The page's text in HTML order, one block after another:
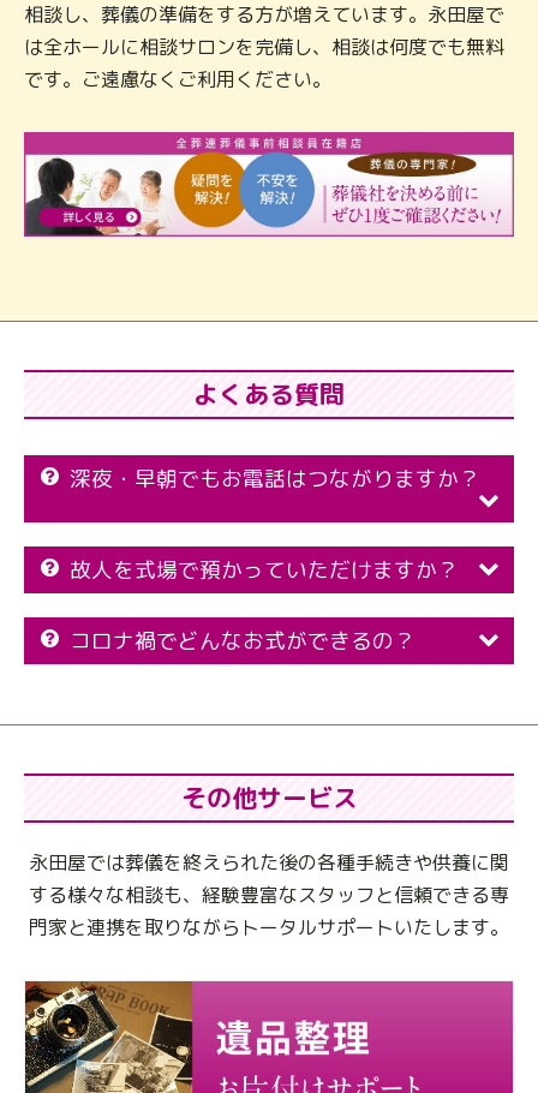
相談し、葬儀の準備をする方が増えています。永田屋で
は全ホールに相談サロンを完備し、相談は何度でも無料
です。ご遠慮なくご利用ください。
よくある質問
深夜・早朝でもお電話はつながりますか？
故人を式場で預かっていただけますか？
コロナ禍でどんなお式ができるの？
その他サービス
永田屋では葬儀を終えられた後の各種手続きや供養に関
する様々な相談も、 経験豊富なスタッフと信頼できる専
門家と連携を取りながらトータルサポートいたします。